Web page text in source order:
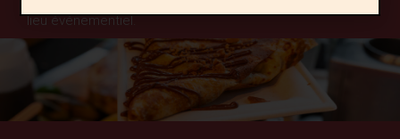
Churros Bonbons
lieu événementiel.